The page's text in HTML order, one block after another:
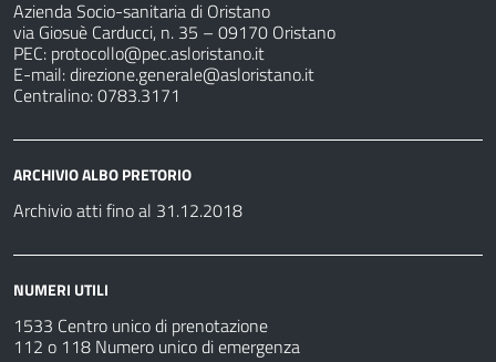
Azienda Socio-sanitaria di Oristano
via Giosuè Carducci, n. 35 – 09170 Oristano
PEC: protocollo@pec.asloristano.it
E-mail:direzione.generale@asloristano.it
Centralino: 0783.3171
ARCHIVIO ALBO PRETORIO
Archivio atti fino al 31.12.2018
NUMERI UTILI
1533 Centro unico di prenotazione
112 o 118 Numero unico di emergenza